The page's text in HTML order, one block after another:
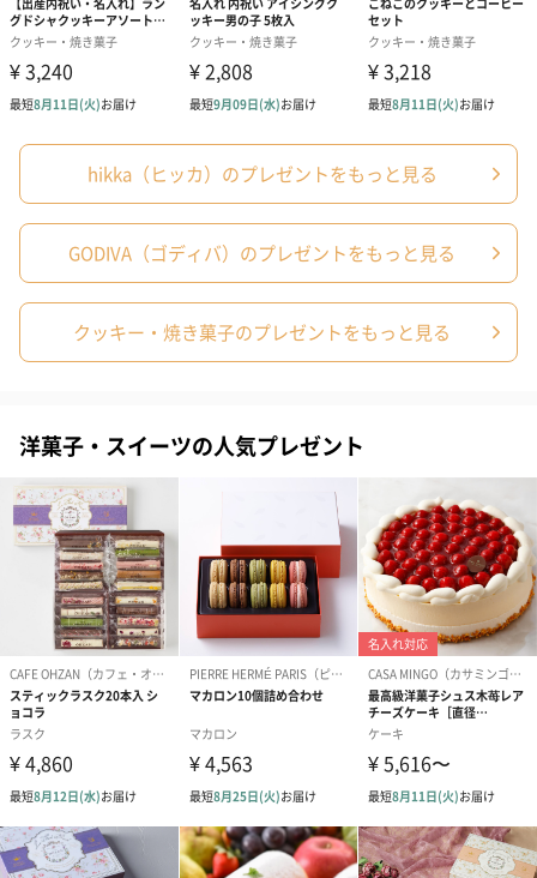
MIMOSA／ミモザ
PINK
hikka（ヒッカ）
お花のプロダクトブランド
2017年に「花を味方に」をブランドメッセージに誕生した、舞い
上がる花びらのようにひとりひとりの飛躍を願うお花のプロダク
クセサリーなど、暮らしが楽しくなるアイテムを提案していま
す。
手にとったひとの人生が、すこし上向きになりますように...
商品詳細情報
原材料/素材
【ラングドシャクッキー】
＜ミルクチョコレート＞
チョコレート（ベルギー製造）、小麦粉、卵白、粉
糖、ショートニング、バター、砂糖、加糖練乳、ココ
（一部に小麦・卵・乳成分・大豆を含む）
＜ダークチョコレート＞
チョコレート（ベルギー製造）、卵白、小麦粉、粉
糖、ショートニング、バター、砂糖、加糖練乳、ココ
アパウダー、食塩／香料、乳化剤、（一部に小麦・
hikka（ヒッカ）のプレゼントをもっと見る
GODIVA（ゴディバ）のプレゼントをもっと見る
クッキー・焼き菓子のプレゼントをもっと見る
洋菓子・スイーツの人気プレゼント